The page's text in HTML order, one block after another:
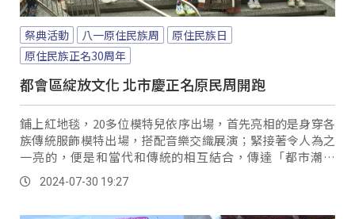
祭典活動 八一原住民族周
原住民族日
原住民族正名30周年
都會區綻放文化 北市慶正名原民周開跑
鋪上紅地毯，20多位模特兒依序出場，首先亮相的是身穿各
族傳統服飾模特出場，搭配音樂交織展演；緊接著令人為之
一亮的，便是和當代和傳統的相互結合，傳達「都市潮原
民」的風貌，而秀台上也迎來一位特別的模特。
2024-07-30 19:27